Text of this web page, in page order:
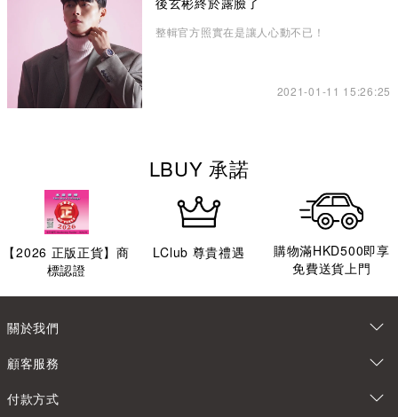
整輯官方照實在是讓人心動不已！
2021-01-11 15:26:25
LBUY 承諾
【2026 正版正貨】商
標認證
LClub 尊貴禮遇
購物滿HKD500即享
免費送貨上門
關於我們
顧客服務
付款方式